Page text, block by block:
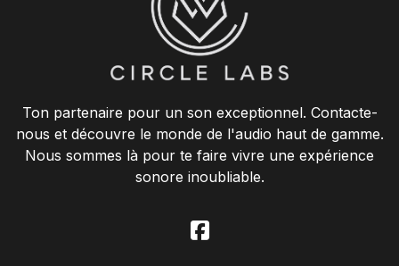
Ton partenaire pour un son exceptionnel. Contacte-
nous et découvre le monde de l'audio haut de gamme.
Nous sommes là pour te faire vivre une expérience
sonore inoubliable.